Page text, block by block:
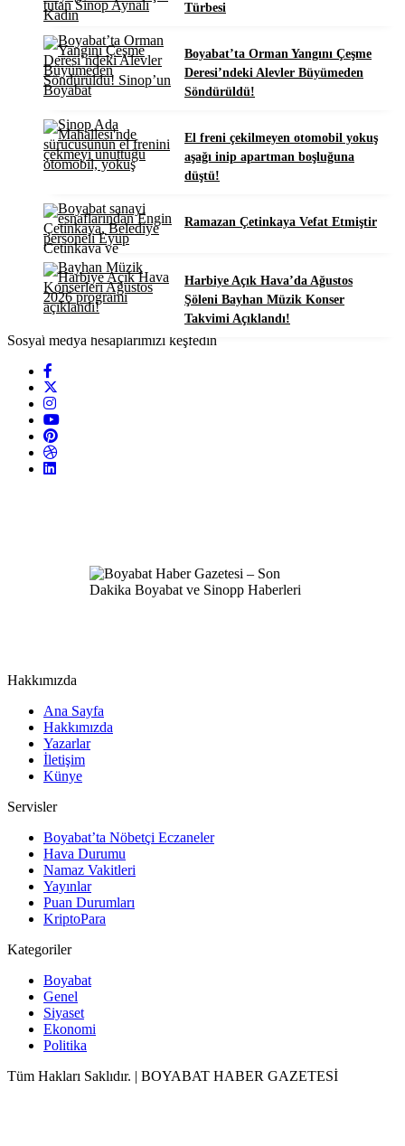
Türbesi
Boyabat’ta Orman Yangını Çeşme
Deresi’ndeki Alevler Büyümeden
Söndürüldü!
El freni çekilmeyen otomobil yokuş
aşağı inip apartman boşluğuna
düştü!
Ramazan Çetinkaya Vefat Etmiştir
Harbiye Açık Hava’da Ağustos
Şöleni Bayhan Müzik Konser
Takvimi Açıklandı!
Sosyal medya hesaplarımızı keşfedin
Hakkımızda
Ana Sayfa
Hakkımızda
Yazarlar
İletişim
Künye
Servisler
Boyabat’ta Nöbetçi Eczaneler
Hava Durumu
Namaz Vakitleri
Yayınlar
Puan Durumları
KriptoPara
Kategoriler
Boyabat
Genel
Siyaset
Ekonomi
Politika
Tüm Hakları Saklıdır. | BOYABAT HABER GAZETESİ